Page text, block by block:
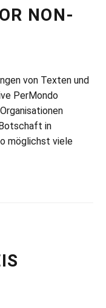
NON-
von Texten und
PerMondo
in
möglichst viele